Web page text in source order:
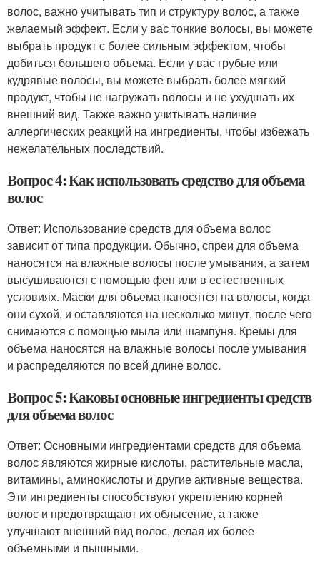
волос, важно учитывать тип и структуру волос, а также
желаемый эффект. Если у вас тонкие волосы, вы можете
выбрать продукт с более сильным эффектом, чтобы
добиться большего объема. Если у вас грубые или
кудрявые волосы, вы можете выбрать более мягкий
продукт, чтобы не нагружать волосы и не ухудшать их
внешний вид. Также важно учитывать наличие
аллергических реакций на ингредиенты, чтобы избежать
нежелательных последствий.
Вопрос 4: Как использовать средство для объема
волос
Ответ: Использование средств для объема волос
зависит от типа продукции. Обычно, спреи для объема
наносятся на влажные волосы после умывания, а затем
высушиваются с помощью фен или в естественных
условиях. Маски для объема наносятся на волосы, когда
они сухой, и оставляются на несколько минут, после чего
снимаются с помощью мыла или шампуня. Кремы для
объема наносятся на влажные волосы после умывания
и распределяются по всей длине волос.
Вопрос 5: Каковы основные ингредиенты средств
для объема волос
Ответ: Основными ингредиентами средств для объема
волос являются жирные кислоты, растительные масла,
витамины, аминокислоты и другие активные вещества.
Эти ингредиенты способствуют укреплению корней
волос и предотвращают их облысение, а также
улучшают внешний вид волос, делая их более
объемными и пышными.